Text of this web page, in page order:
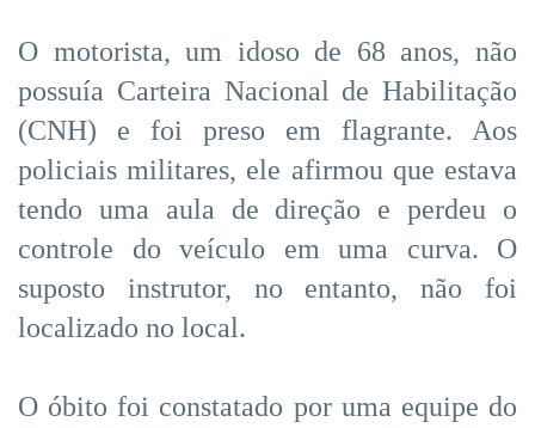
O motorista, um idoso de 68 anos, não
possuía Carteira Nacional de Habilitação
(CNH) e foi preso em flagrante. Aos
policiais militares, ele afirmou que estava
tendo uma aula de direção e perdeu o
controle do veículo em uma curva. O
suposto instrutor, no entanto, não foi
localizado no local.
O óbito foi constatado por uma equipe do